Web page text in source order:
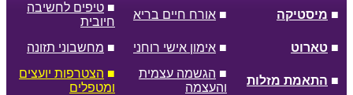
■ מיסטיקה ■ אורח חיים בריא
■ טיפים לחשיבה
חיובית
■ טארוט ■ אימון אישי רוחני ■ מחשבוני תזונה
■ התאמת מזלות
■ הגשמה עצמית
והעצמה
■ הצטרפות יועצים
ומטפלים